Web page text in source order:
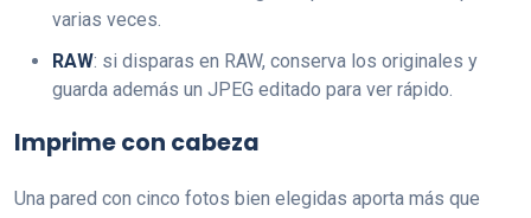
varias veces.
RAW: si disparas en RAW, conserva los originales y
guarda además un JPEG editado para ver rápido.
Imprime con cabeza
Una pared con cinco fotos bien elegidas aporta más que